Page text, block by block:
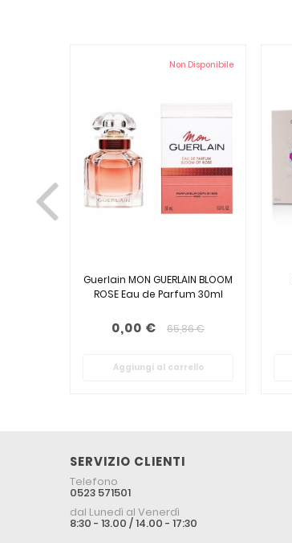
Non Disponibile
Guerlain MON GUERLAIN BLOOM
ROSE Eau de Parfum 30ml
0,00 € 65,86 €
Aggiungi al carrello
SERVIZIO CLIENTI
Telefono
0523 571501
dal Lunedì al Venerdì
8:30 - 13.00 / 14.00 - 17:30